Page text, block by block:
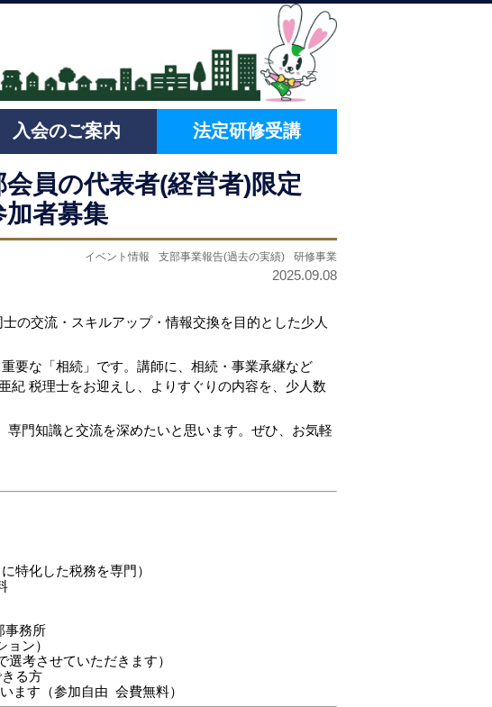
入会のご案内 法定研修受講
会員の代表者(経営者)限定
加者募集
イベント情報 支部事業報告(過去の実績) 研修事業
2025.09.08
の交流・スキルアップ・情報交換を目的とした少人
要な「相続」です。講師に、相続・事業承継など
紀 税理士をお迎えし、よりすぐりの内容を、少人数
門知識と交流を深めたいと思います。ぜひ、お気軽
特化した税務を専門）
事務所
ン）
考させていただきます）
る方
ます（参加自由 会費無料）